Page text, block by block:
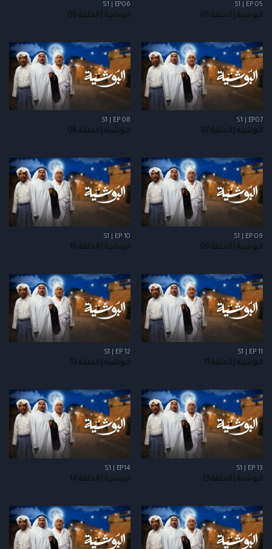
S1 | EP 05
البوشية | الحلقة 05
S1 | EP06
البوشية | الحلقة 06
S1 | EP07
البوشية | الحلقة 07
S1 | EP 08
البوشية | الحلقة 08
S1 | EP 09
البوشية | الحلقة 09
S1 | EP 10
البوشية | الحلقة 10
S1 | EP 11
البوشية | الحلقة 11
S1 | EP 12
البوشية | الحلقة 12
S1 | EP 13
البوشية | الحلقة 13
S1 | EP14
البوشية | الحلقة 14